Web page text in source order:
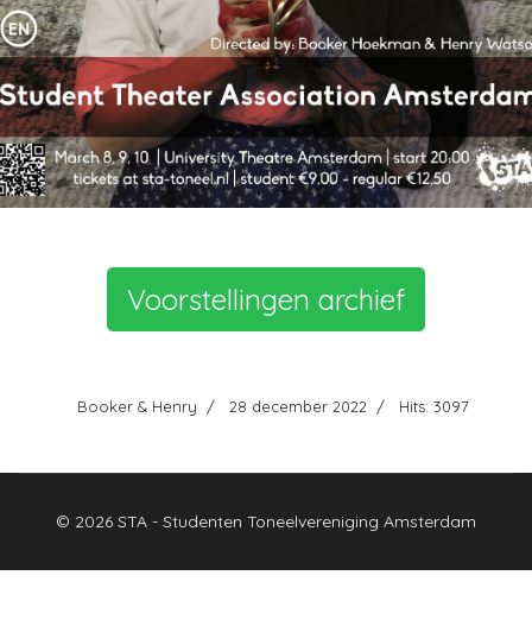
Voorstellingen archief
Booker & Henry 28 december 2022 Hits: 3097
© 2026 STA - Studenten Toneelvereniging Amsterdam